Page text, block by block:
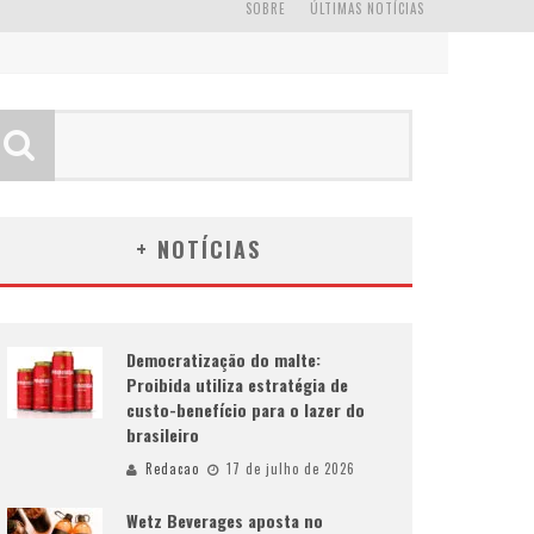
ÚLTIMAS NOTÍCIAS
SOBRE
+ NOTÍCIAS
Democratização do malte:
Proibida utiliza estratégia de
custo-benefício para o lazer do
brasileiro
Redacao 17 de julho de 2026
Wetz Beverages aposta no